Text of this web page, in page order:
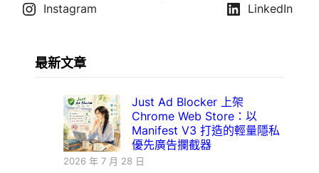
Instagram
LinkedIn
最新文章
Just Ad Blocker 上架
Chrome Web Store：以
Manifest V3 打造的輕量隱私
優先廣告攔截器
2026 年 7 月 28 日